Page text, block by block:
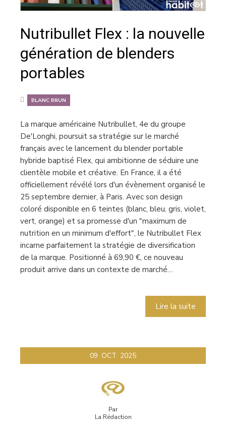
Nutribullet Flex : la nouvelle
génération de blenders
portables
BLANC BRUN
La marque américaine Nutribullet, 4e du groupe
De'Longhi, poursuit sa stratégie sur le marché
français avec le lancement du blender portable
hybride baptisé Flex, qui ambitionne de séduire une
clientèle mobile et créative. En France, il a été
officiellement révélé lors d'un évènement organisé le
25 septembre dernier, à Paris. Avec son design
coloré disponible en 6 teintes (blanc, bleu, gris, violet,
vert, orange) et sa promesse d'un "maximum de
nutrition en un minimum d'effort", le Nutribullet Flex
incarne parfaitement la stratégie de diversification
de la marque. Positionné à 69,90 €, ce nouveau
produit arrive dans un contexte de marché…
Lire la suite
09 OCT 2025
Par
La Rédaction